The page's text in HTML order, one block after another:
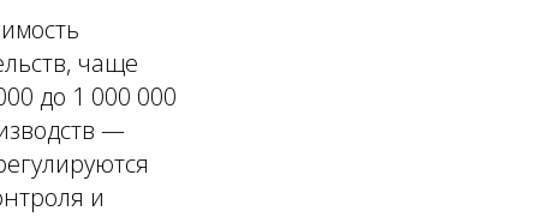
чаще
до 1 000 000
—
и